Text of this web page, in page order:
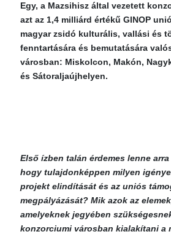
Egy, a Mazsihisz által vezetett
azt az 1,4 milliárd értékű GINOP
magyar zsidó kulturális, vallási és
fenntartására és bemutatására
városban: Miskolcon, Makón,
és Sátoraljaújhelyen.
Első ízben talán érdemes lenne
hogy tulajdonképpen milyen
projekt elindítását és az uniós
megpályázását? Mik azok az
amelyeknek jegyében
konzorciumi városban kialakítani a